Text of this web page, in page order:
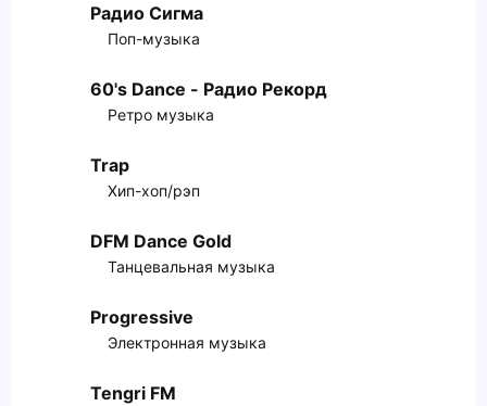
Радио Сигма
Поп-музыка
60's Dance - Радио Рекорд
Ретро музыка
Trap
Хип-хоп/рэп
DFM Dance Gold
Танцевальная музыка
Progressive
Электронная музыка
Tengri FM